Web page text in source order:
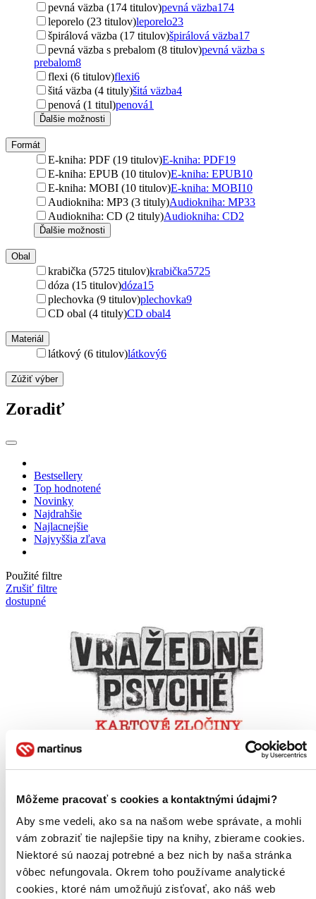
Môžeme pracovať s cookies a kontaktnými údajmi?
Aby sme vedeli, ako sa na našom webe správate, a mohli
vám zobraziť tie najlepšie tipy na knihy, zbierame cookies.
Niektoré sú naozaj potrebné a bez nich by naša stránka
vôbec nefungovala. Okrem toho používame analytické
cookies, ktoré nám umožňujú zisťovať, ako náš web
pevná väzba (174 titulov)pevná väzba174
leporelo (23 titulov)leporelo23
špirálová väzba (17 titulov)špirálová väzba17
pevná väzba s prebalom (8 titulov)pevná väzba s
prebalom8
flexi (6 titulov)flexi6
šitá väzba (4 tituly)šitá väzba4
penová (1 titul)penová1
Ďalšie možnosti
Formát
E-kniha: PDF (19 titulov)E-kniha: PDF19
E-kniha: EPUB (10 titulov)E-kniha: EPUB10
E-kniha: MOBI (10 titulov)E-kniha: MOBI10
Audiokniha: MP3 (3 tituly)Audiokniha: MP33
Audiokniha: CD (2 tituly)Audiokniha: CD2
Ďalšie možnosti
Obal
krabička (5725 titulov)krabička5725
dóza (15 titulov)dóza15
plechovka (9 titulov)plechovka9
CD obal (4 tituly)CD obal4
Materiál
látkový (6 titulov)látkový6
Zúžiť výber
Zoradiť
Bestsellery
Top hodnotené
Novinky
Najdrahšie
Najlacnejšie
Najvyššia zľava
Použité filtre
Zrušiť filtre
dostupné